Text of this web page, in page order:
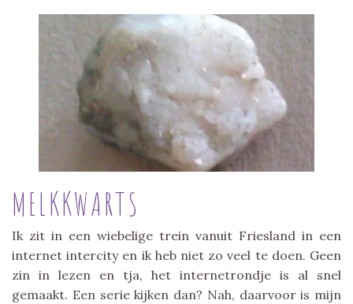
MELKKWARTS
Ik zit in een wiebelige trein vanuit Friesland in een
internet intercity en ik heb niet zo veel te doen. Geen
zin in lezen en tja, het internetrondje is al snel
gemaakt. Een serie kijken dan? Nah, daarvoor is mijn